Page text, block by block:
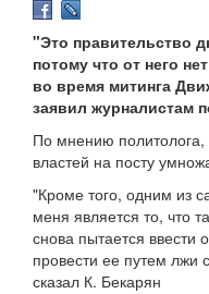
"Это правительство
потому что от него
во время митинга
заявил журналистам
По мнению
властей на посту
"Кроме того, одним из
меня является то, что
снова пытается ввести
провести ее путем
сказал К. Бекарян